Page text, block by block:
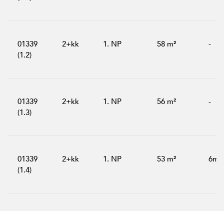
01339
(1.2)
2+kk 1. NP 58 m² -
01339
(1.3)
2+kk 1. NP 56 m² -
01339
(1.4)
2+kk 1. NP 53 m² 6m²